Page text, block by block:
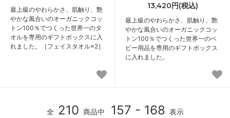
最上級のやわらかさ、肌触り、艶
やかな風合いのオーガニックコッ
トン100％でつくった世界一のタ
オルを専用のギフトボックスに入
れました。［フェイスタオル×2］
13,420円(税込)
最上級のやわらかさ、肌触り、艶
やかな風合いのオーガニックコッ
トン100％でつくった世界一のベ
ビー用品を専用のギフトボックス
に入れました。
全 210 商品中 157 - 168 表示